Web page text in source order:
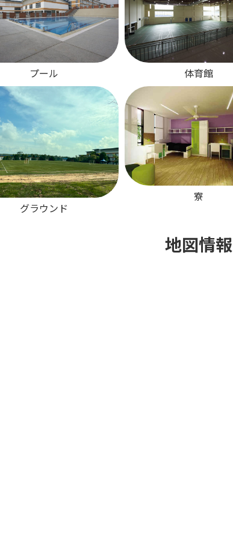
プール 体育館
グラウンド
寮
地図情報